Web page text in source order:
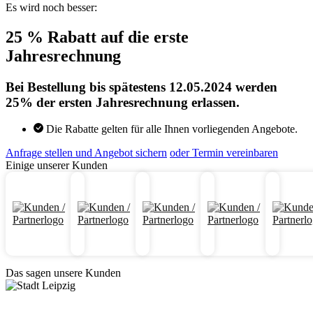
Es wird noch besser:
25 % Rabatt auf die erste
Jahresrechnung
Bei Bestellung bis spätestens 12.05.2024 werden
25% der ersten Jahresrechnung erlassen.
Die Rabatte gelten für alle Ihnen vorliegenden Angebote.
Anfrage stellen und Angebot sichern oder Termin vereinbaren
Einige unserer Kunden
Das sagen unsere Kunden